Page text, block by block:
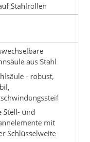
Stahlrollen
aus Stahl
- robust,
Stell- und
mit
Schlüsselweite